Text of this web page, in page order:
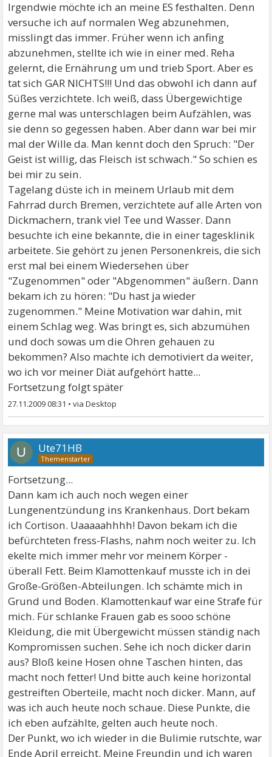
Irgendwie möchte ich an meine ES festhalten. Denn
versuche ich auf normalen Weg abzunehmen,
misslingt das immer. Früher wenn ich anfing
abzunehmen, stellte ich wie in einer med. Reha
gelernt, die Ernährung um und trieb Sport. Aber es
tat sich GAR NICHTS!!! Und das obwohl ich dann auf
Süßes verzichtete. Ich weiß, dass Übergewichtige
gerne mal was unterschlagen beim Aufzählen, was
sie denn so gegessen haben. Aber dann war bei mir
mal der Wille da. Man kennt doch den Spruch: "Der
Geist ist willig, das Fleisch ist schwach." So schien es
bei mir zu sein.
Tagelang düste ich in meinem Urlaub mit dem
Fahrrad durch Bremen, verzichtete auf alle Arten von
Dickmachern, trank viel Tee und Wasser. Dann
besuchte ich eine bekannte, die in einer tagesklinik
arbeitete. Sie gehört zu jenen Personenkreis, die sich
erst mal bei einem Wiedersehen über
"Zugenommen" oder "Abgenommen" äußern. Dann
bekam ich zu hören: "Du hast ja wieder
zugenommen." Meine Motivation war dahin, mit
einem Schlag weg. Was bringt es, sich abzumühen
und doch sowas um die Ohren gehauen zu
bekommen? Also machte ich demotiviert da weiter,
wo ich vor meiner Diät aufgehört hatte...
Fortsetzung folgt später
27.11.2009 08:31 •
U Ute71HB
Fortsetzung...
Dann kam ich auch noch wegen einer
Lungenentzündung ins Krankenhaus. Dort bekam
ich Cortison. Uaaaaahhhh! Davon bekam ich die
befürchteten fress-Flashs, nahm noch weiter zu. Ich
ekelte mich immer mehr vor meinem Körper -
überall Fett. Beim Klamottenkauf musste ich in dei
Große-Größen-Abteilungen. Ich schämte mich in
Grund und Boden. Klamottenkauf war eine Strafe für
mich. Für schlanke Frauen gab es sooo schöne
Kleidung, die mit Übergewicht müssen ständig nach
Kompromissen suchen. Sehe ich noch dicker darin
aus? Bloß keine Hosen ohne Taschen hinten, das
macht noch fetter! Und bitte auch keine horizontal
gestreiften Oberteile, macht noch dicker. Mann, auf
was ich auch heute noch schaue. Diese Punkte, die
ich eben aufzählte, gelten auch heute noch.
Der Punkt, wo ich wieder in die Bulimie rutschte, war
Ende April erreicht. Meine Freundin und ich waren